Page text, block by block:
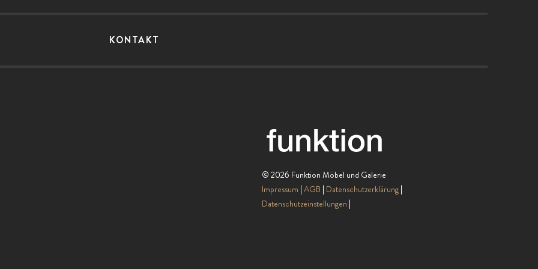
KONTAKT
© 2026 Funktion Möbel und Galerie
Impressum AGB Datenschutzerklärung
Datenschutzeinstellungen